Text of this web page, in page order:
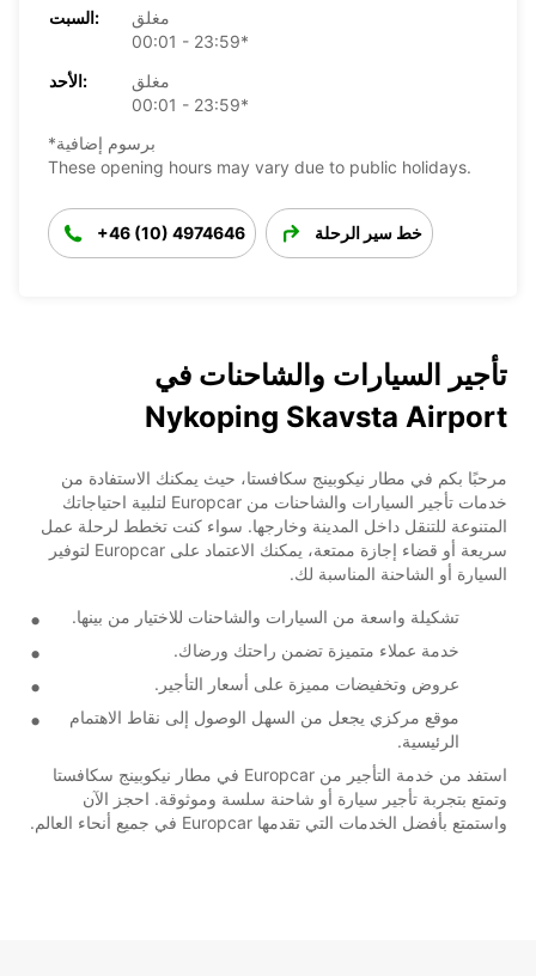
السبت:
مغلق
00:01 - 23:59*
الأحد:
مغلق
00:01 - 23:59*
*برسوم إضافية
These opening hours may vary due to public holidays.
+46 (10) 4974646 خط سير الرحلة
تأجير السيارات والشاحنات في
Nykoping Skavsta Airport
مرحبًا بكم في مطار نيكوبينج سكافستا، حيث يمكنك الاستفادة من
خدمات تأجير السيارات والشاحنات من Europcar لتلبية احتياجاتك
المتنوعة للتنقل داخل المدينة وخارجها. سواء كنت تخطط لرحلة عمل
سريعة أو قضاء إجازة ممتعة، يمكنك الاعتماد على Europcar لتوفير
السيارة أو الشاحنة المناسبة لك.
تشكيلة واسعة من السيارات والشاحنات للاختيار من بينها.
خدمة عملاء متميزة تضمن راحتك ورضاك.
عروض وتخفيضات مميزة على أسعار التأجير.
موقع مركزي يجعل من السهل الوصول إلى نقاط الاهتمام
الرئيسية.
استفد من خدمة التأجير من Europcar في مطار نيكوبينج سكافستا
وتمتع بتجربة تأجير سيارة أو شاحنة سلسة وموثوقة. احجز الآن
واستمتع بأفضل الخدمات التي تقدمها Europcar في جميع أنحاء العالم.